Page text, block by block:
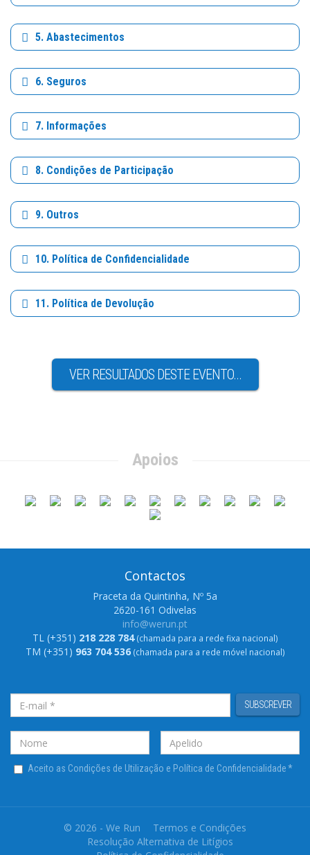
5. Abastecimentos
6. Seguros
7. Informações
8. Condições de Participação
9. Outros
10. Política de Confidencialidade
11. Política de Devolução
VER RESULTADOS DESTE EVENTO...
Apoios
Contactos
Praceta da Quintinha, Nº 5a
2620-161 Odivelas
info@werun.pt
TL (+351) 218 228 784(chamada para a rede fixa nacional)
TM (+351) 963 704 536(chamada para a rede móvel nacional)
SUBSCREVER
Aceito as Condições de Utilização e Política de Confidencialidade*
© 2026 - We Run
Termos e Condições
Resolução Alternativa de Litígios